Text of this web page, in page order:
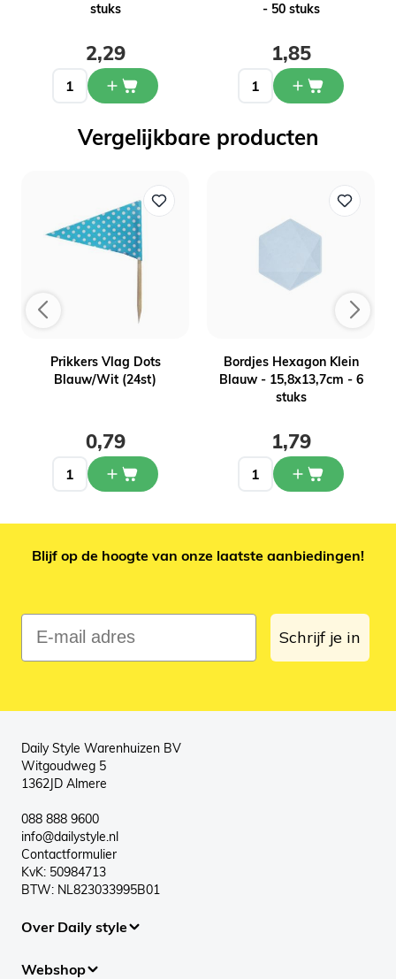
stuks
2,29
- 50 stuks
1,85
Vergelijkbare producten
Prikkers Vlag Dots
Blauw/Wit (24st)
0,79
Bordjes Hexagon Klein
Blauw - 15,8x13,7cm - 6
stuks
1,79
Blijf op de hoogte van onze laatste aanbiedingen!
E-mail adres
Schrijf je in
Daily Style Warenhuizen BV
Witgoudweg 5
1362JD Almere
088 888 9600
info@dailystyle.nl
Contactformulier
KvK: 50984713
BTW: NL823033995B01
Over Daily style
Webshop